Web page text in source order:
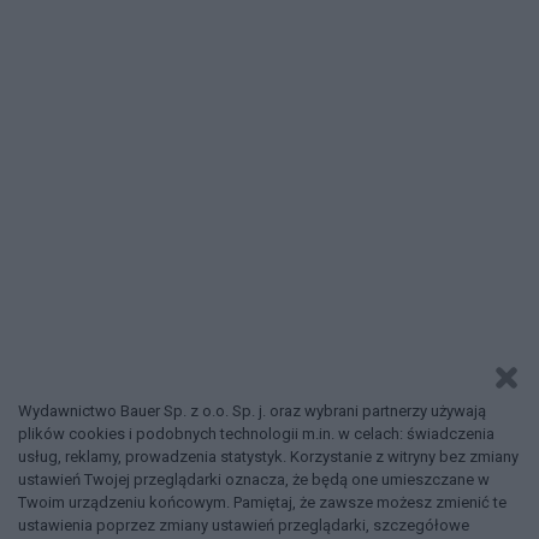
Wydawnictwo Bauer Sp. z o.o. Sp. j. oraz wybrani partnerzy używają
plików cookies i podobnych technologii m.in. w celach: świadczenia
usług, reklamy, prowadzenia statystyk. Korzystanie z witryny bez zmiany
ustawień Twojej przeglądarki oznacza, że będą one umieszczane w
Twoim urządzeniu końcowym. Pamiętaj, że zawsze możesz zmienić te
ustawienia poprzez zmiany ustawień przeglądarki, szczegółowe